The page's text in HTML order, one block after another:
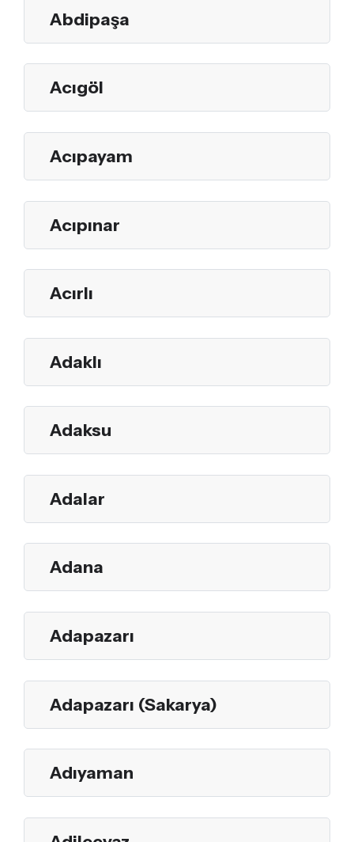
Abdipaşa
Acıgöl
Acıpayam
Acıpınar
Acırlı
Adaklı
Adaksu
Adalar
Adana
Adapazarı
Adapazarı (Sakarya)
Adıyaman